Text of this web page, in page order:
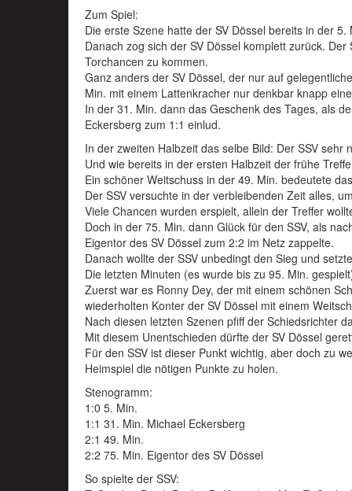
Zum Spiel:
Die erste Szene hatte der SV Dössel bereits in der
Danach zog sich der SV Dössel komplett zurück.
Torchancen zu kommen.
Ganz anders der SV Dössel, der nur auf
Min. mit einem Lattenkracher nur denkbar knapp
In der 31. Min. dann das Geschenk des Tages, als
Eckersberg zum 1:1 einlud.
In der zweiten Halbzeit das selbe Bild: Der SSV
Und wie bereits in der ersten Halbzeit der frühe
Ein schöner Weitschuss in der 49. Min. bedeutete
Der SSV versuchte in der verbleibenden Zeit alles,
Viele Chancen wurden erspielt, allein der Treffer
Doch in der 75. Min. dann Glück für den SSV, als
Eigentor des SV Dössel zum 2:2 im Netz zappelte.
Danach wollte der SSV unbedingt den Sieg und
Die letzten Minuten (es wurde bis zu 95. Min.
Zuerst war es Ronny Dey, der mit einem schönen
wiederholten Konter der SV Dössel mit einem
Nach diesen letzten Szenen pfiff der Schiedsrichter
Mit diesem Unentschieden dürfte der SV Dössel
Für den SSV ist dieser Punkt wichtig, aber doch zu
Heimspiel die nötigen Punkte zu holen.
Stenogramm:
1:0 5. Min.
1:1 31. Min. Michael Eckersberg
2:1 49. Min.
2:2 75. Min. Eigentor des SV Dössel
So spielte der SSV: